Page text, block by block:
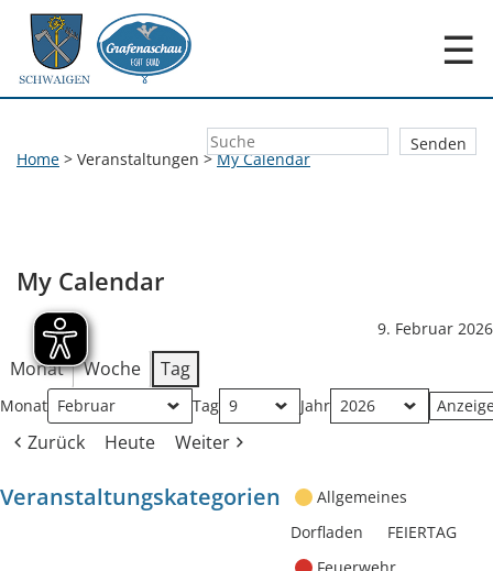
☰
Home > Veranstaltungen >My Calendar
My Calendar
9. Februar 2026
Monat Woche Tag
Monat Tag Jahr
Zurück Heute Weiter
Veranstaltungskategorien
Allgemeines
Dorfladen
FEIERTAG